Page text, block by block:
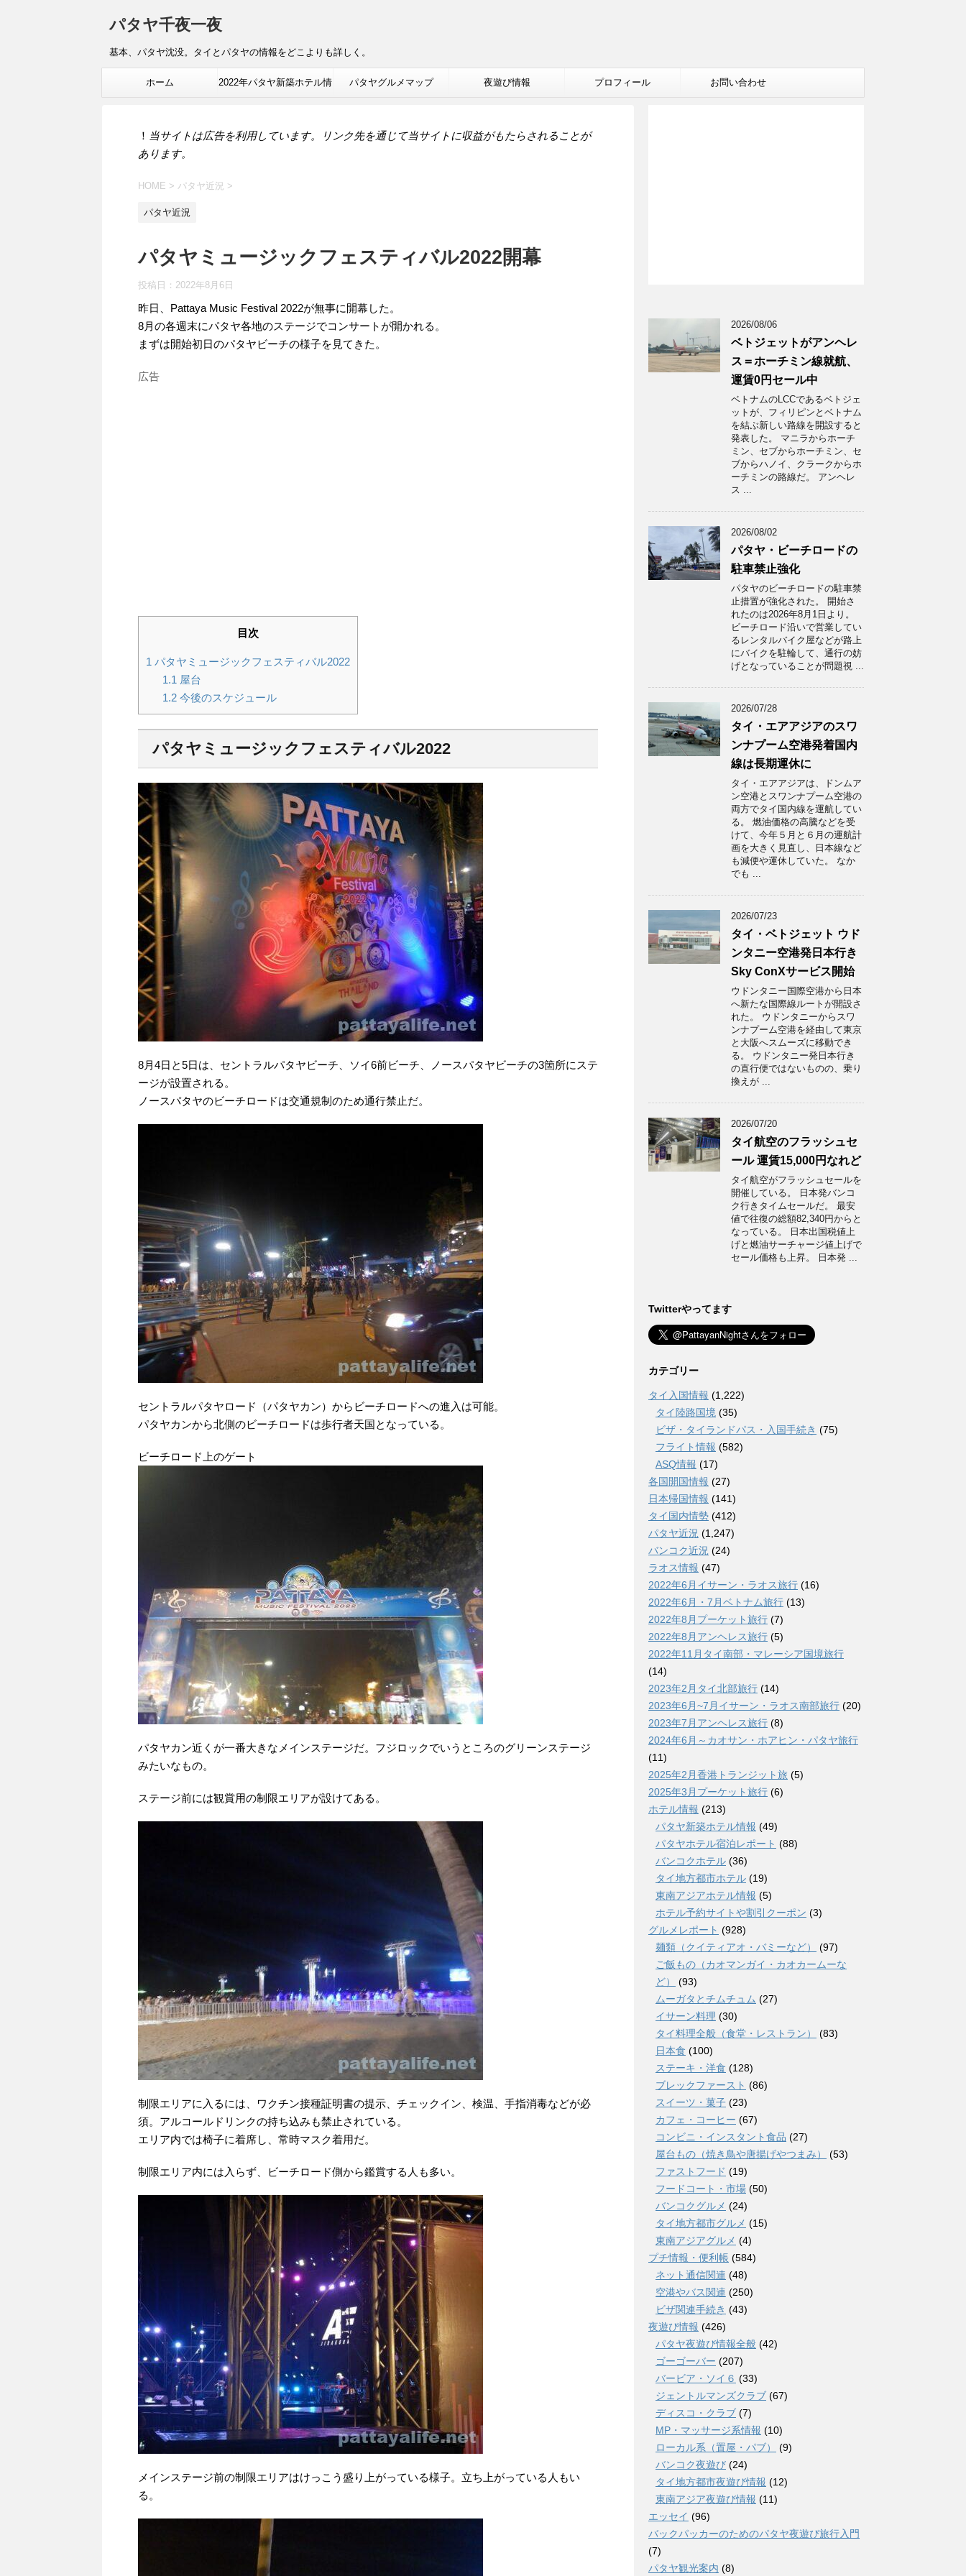
パタヤ千夜一夜
基本、パタヤ沈没。タイとパタヤの情報をどこよりも詳しく。
ホーム 2022年パタヤ新築ホテル情 パタヤグルメマップ 夜遊び情報 プロフィール お問い合わせ
！ 当サイトは広告を利用しています。リンク先を通じて当サイトに収益がもたらされることが
あります。
HOME > パタヤ近況 >
パタヤ近況
パタヤミュージックフェスティバル2022開幕
投稿日： 2022年8月6日
昨日、Pattaya Music Festival 2022が無事に開幕した。
8月の各週末にパタヤ各地のステージでコンサートが開かれる。
まずは開始初日のパタヤビーチの様子を見てきた。
広告
目次
1 パタヤミュージックフェスティバル2022
1.1 屋台
1.2今後のスケジュール
パタヤミュージックフェスティバル2022
8月4日と5日は、セントラルパタヤビーチ、ソイ6前ビーチ、ノースパタヤビーチの3箇所にステ
ージが設置される。
ノースパタヤのビーチロードは交通規制のため通行禁止だ。
セントラルパタヤロード（パタヤカン）からビーチロードへの進入は可能。
パタヤカンから北側のビーチロードは歩行者天国となっている。
ビーチロード上のゲート
パタヤカン近くが一番大きなメインステージだ。フジロックでいうところのグリーンステージ
みたいなもの。
ステージ前には観賞用の制限エリアが設けてある。
制限エリアに入るには、ワクチン接種証明書の提示、チェックイン、検温、手指消毒などが必
須。アルコールドリンクの持ち込みも禁止されている。
エリア内では椅子に着席し、常時マスク着用だ。
制限エリア内には入らず、ビーチロード側から鑑賞する人も多い。
メインステージ前の制限エリアはけっこう盛り上がっている様子。立ち上がっている人もい
る。
2026/08/06
ベトジェットがアンヘレ
ス＝ホーチミン線就航、
運賃0円セール中
ベトナムのLCCであるベトジェ
ットが、フィリピンとベトナム
を結ぶ新しい路線を開設すると
発表した。 マニラからホーチ
ミン、セブからホーチミン、セ
ブからハノイ、クラークからホ
ーチミンの路線だ。 アンヘレ
ス ...
2026/08/02
パタヤ・ビーチロードの
駐車禁止強化
パタヤのビーチロードの駐車禁
止措置が強化された。 開始さ
れたのは2026年8月1日より。
ビーチロード沿いで営業してい
るレンタルバイク屋などが路上
にバイクを駐輪して、通行の妨
げとなっていることが問題視 ...
2026/07/28
タイ・エアアジアのスワ
ンナプーム空港発着国内
線は長期運休に
タイ・エアアジアは、ドンムア
ン空港とスワンナプーム空港の
両方でタイ国内線を運航してい
る。 燃油価格の高騰などを受
けて、今年５月と６月の運航計
画を大きく見直し、日本線など
も減便や運休していた。 なか
でも ...
2026/07/23
タイ・ベトジェット ウド
ンタニー空港発日本行き
Sky ConXサービス開始
ウドンタニー国際空港から日本
へ新たな国際線ルートが開設さ
れた。 ウドンタニーからスワ
ンナプーム空港を経由して東京
と大阪へスムーズに移動でき
る。 ウドンタニー発日本行き
の直行便ではないものの、乗り
換えが ...
2026/07/20
タイ航空のフラッシュセ
ール 運賃15,000円なれど
タイ航空がフラッシュセールを
開催している。 日本発バンコ
ク行きタイムセールだ。 最安
値で往復の総額82,340円からと
なっている。 日本出国税値上
げと燃油サーチャージ値上げで
セール価格も上昇。 日本発 ...
Twitterやってます
カテゴリー
タイ入国情報 (1,222)
タイ陸路国境 (35)
ビザ・タイランドパス・入国手続き (75)
フライト情報 (582)
ASQ情報 (17)
各国開国情報 (27)
日本帰国情報 (141)
タイ国内情勢 (412)
パタヤ近況 (1,247)
バンコク近況 (24)
ラオス情報 (47)
2022年6月イサーン・ラオス旅行 (16)
2022年6月・7月ベトナム旅行 (13)
2022年8月プーケット旅行 (7)
2022年8月アンヘレス旅行 (5)
2022年11月タイ南部・マレーシア国境旅行
(14)
2023年2月タイ北部旅行 (14)
2023年6月~7月イサーン・ラオス南部旅行 (20)
2023年7月アンヘレス旅行 (8)
2024年6月～カオサン・ホアヒン・パタヤ旅行
(11)
2025年2月香港トランジット旅 (5)
2025年3月プーケット旅行 (6)
ホテル情報 (213)
パタヤ新築ホテル情報 (49)
パタヤホテル宿泊レポート (88)
バンコクホテル (36)
タイ地方都市ホテル (19)
東南アジアホテル情報 (5)
ホテル予約サイトや割引クーポン (3)
グルメレポート (928)
麺類（クイティアオ・バミーなど）
(97)
ご飯もの（カオマンガイ・カオカームーな
ど）
(93)
ムーガタとチムチュム (27)
イサーン料理 (30)
タイ料理全般（食堂・レストラン）
(83)
日本食 (100)
ステーキ・洋食 (128)
ブレックファースト (86)
スイーツ・菓子 (23)
カフェ・コーヒー (67)
コンビニ・インスタント食品 (27)
屋台もの（焼き鳥や唐揚げやつまみ）
(53)
ファストフード (19)
フードコート・市場 (50)
バンコクグルメ (24)
タイ地方都市グルメ (15)
東南アジアグルメ (4)
プチ情報・便利帳 (584)
ネット通信関連 (48)
空港やバス関連 (250)
ビザ関連手続き (43)
夜遊び情報 (426)
パタヤ夜遊び情報全般 (42)
ゴーゴーバー (207)
バービア・ソイ６ (33)
ジェントルマンズクラブ (67)
ディスコ・クラブ (7)
MP・マッサージ系情報 (10)
ローカル系（置屋・パブ）
(9)
バンコク夜遊び (24)
タイ地方都市夜遊び情報 (12)
東南アジア夜遊び情報 (11)
エッセイ (96)
バックパッカーのためのパタヤ夜遊び旅行入門
(7)
パタヤ観光案内 (8)